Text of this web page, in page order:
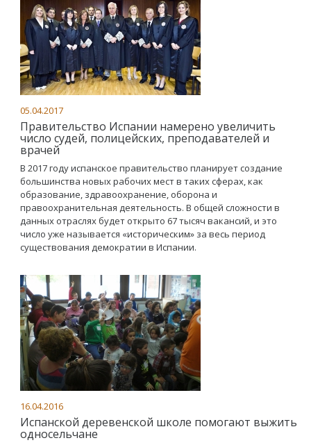
05.04.2017
Правительство Испании намерено увеличить
число судей, полицейских, преподавателей и
врачей
В 2017 году испанское правительство планирует создание
большинства новых рабочих мест в таких сферах, как
образование, здравоохранение, оборона и
правоохранительная деятельность. В общей сложности в
данных отраслях будет открыто 67 тысяч вакансий, и это
число уже называется «историческим» за весь период
существования демократии в Испании.
16.04.2016
Испанской деревенской школе помогают выжить
односельчане